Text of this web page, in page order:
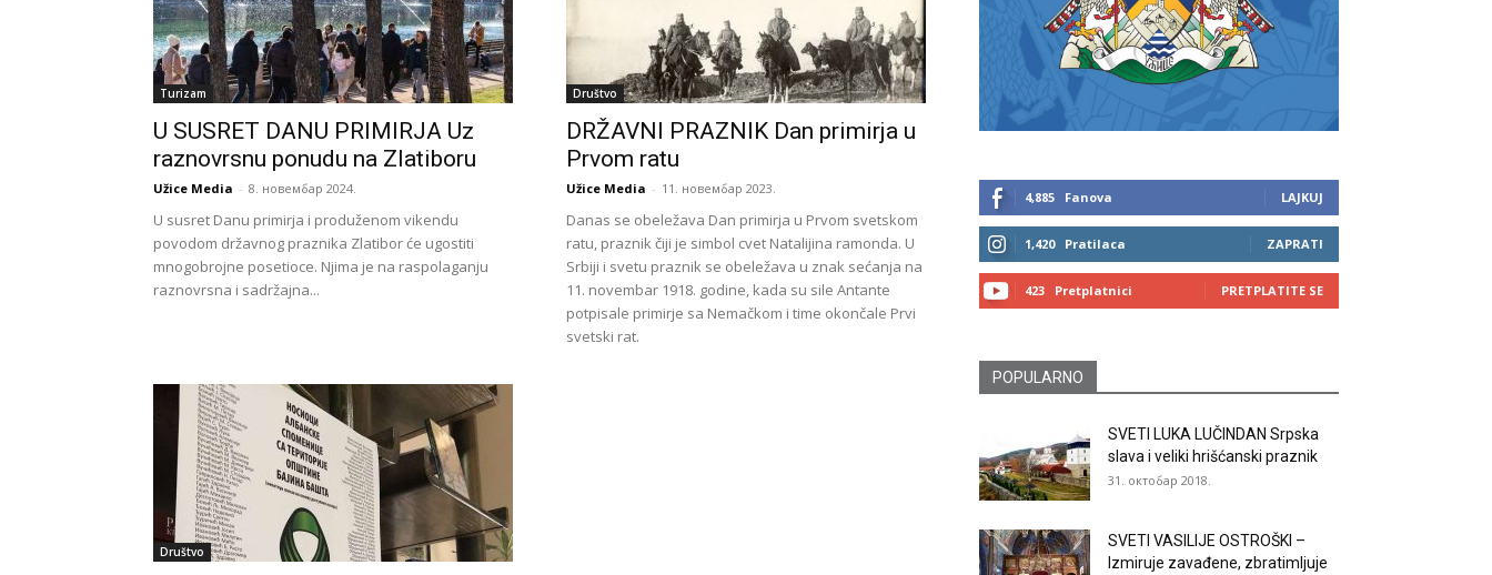
Turizam
U SUSRET DANU PRIMIRJA Uz
raznovrsnu ponudu na Zlatiboru
Užice Media - 8. новембар 2024.
U susret Danu primirja i produženom vikendu
povodom državnog praznika Zlatibor će ugostiti
mnogobrojne posetioce. Njima je na raspolaganju
raznovrsna i sadržajna...
Društvo
DRŽAVNI PRAZNIK Dan primirja u
Prvom ratu
Užice Media - 11. новембар 2023.
Danas se obeležava Dan primirja u Prvom svetskom
ratu, praznik čiji je simbol cvet Natalijina ramonda. U
Srbiji i svetu praznik se obeležava u znak sećanja na
11. novembar 1918. godine, kada su sile Antante
potpisale primirje sa Nemačkom i time okončale Prvi
svetski rat.
Društvo
4,885 Fanova LAJKUJ
1,420 Pratilaca ZAPRATI
423 Pretplatnici PRETPLATITE SE
POPULARNO
SVETI LUKA LUČINDAN Srpska
slava i veliki hrišćanski praznik
31. октобар 2018.
SVETI VASILIJE OSTROŠKI –
Izmiruje zavađene, zbratimljuje